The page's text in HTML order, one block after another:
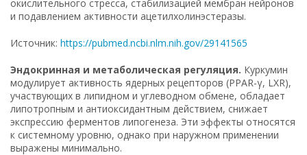
окислительного стресса, стабилизацией мембран нейронов
и подавлением активности ацетилхолинэстеразы.
Источник: https://pubmed.ncbi.nlm.nih.gov/29141565
Эндокринная и метаболическая регуляция. Куркумин
модулирует активность ядерных рецепторов (PPAR-γ, LXR),
участвующих в липидном и углеводном обмене, обладает
липотропным и антиоксидантным действием, снижает
экспрессию ферментов липогенеза. Эти эффекты относятся
к системному уровню, однако при наружном применении
выражены минимально.